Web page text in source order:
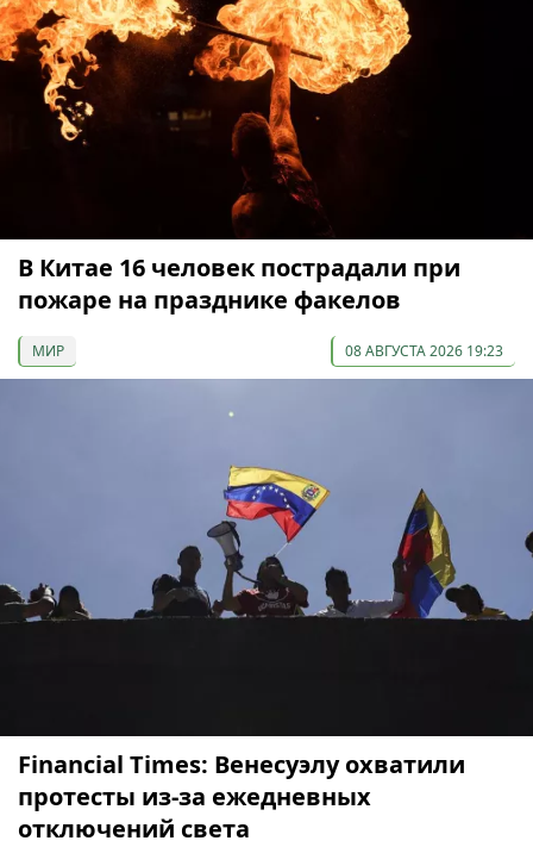
В Китае 16 человек пострадали при
пожаре на празднике факелов
МИР 08 АВГУСТА 2026 19:23
Financial Times: Венесуэлу охватили
протесты из-за ежедневных
отключений света